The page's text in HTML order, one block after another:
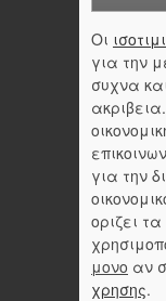
Οι
για την
συχνα
για την
οριζει
μονο αν
χρησης.